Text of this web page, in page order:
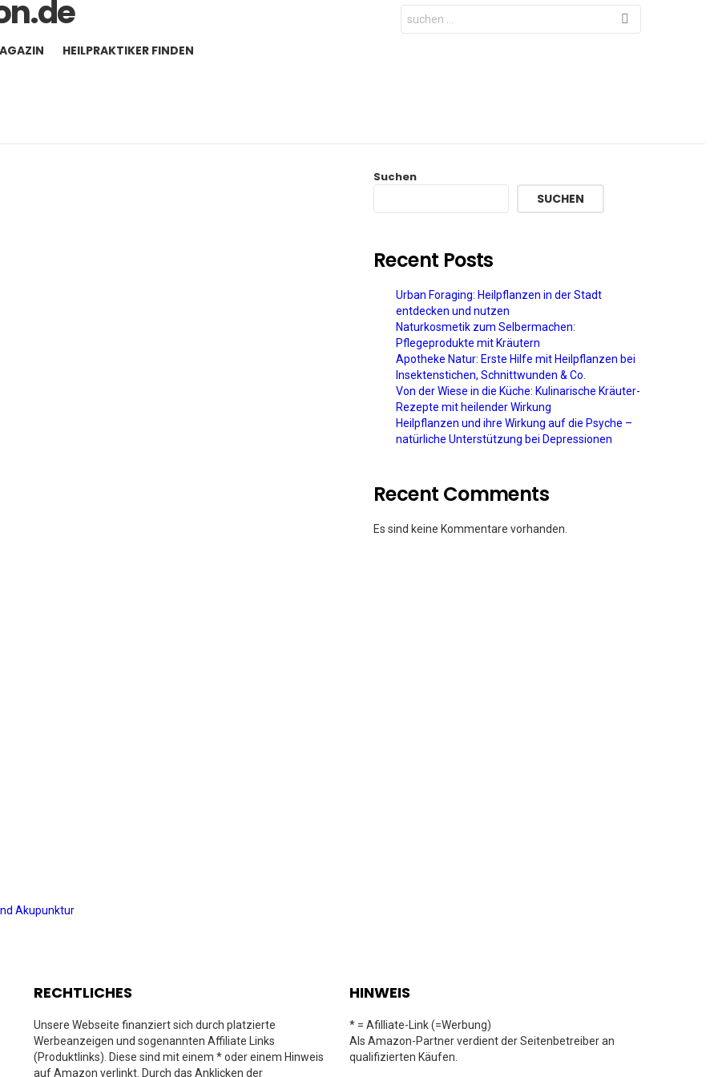
Search
for:
HEILPRAKTIKER FINDEN
Akupunktur
Suchen
SUCHEN
Recent Posts
Urban Foraging: Heilpflanzen in der Stadt
entdecken und nutzen
Naturkosmetik zum Selbermachen:
Pflegeprodukte mit Kräutern
Apotheke Natur: Erste Hilfe mit Heilpflanzen bei
Insektenstichen, Schnittwunden & Co.
Von der Wiese in die Küche: Kulinarische Kräuter-
Rezepte mit heilender Wirkung
Heilpflanzen und ihre Wirkung auf die Psyche –
natürliche Unterstützung bei Depressionen
Recent Comments
Es sind keine Kommentare vorhanden.
RECHTLICHES
Unsere Webseite finanziert sich durch platzierte
Werbeanzeigen und sogenannten Affiliate Links
(Produktlinks). Diese sind mit einem * oder einem Hinweis
auf Amazon verlinkt. Durch das Anklicken der
HINWEIS
* = Afilliate-Link (=Werbung)
Als Amazon-Partner verdient der Seitenbetreiber an
qualifizierten Käufen.